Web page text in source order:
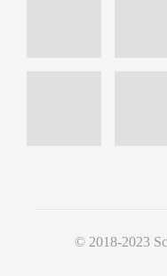
© 2018-2023